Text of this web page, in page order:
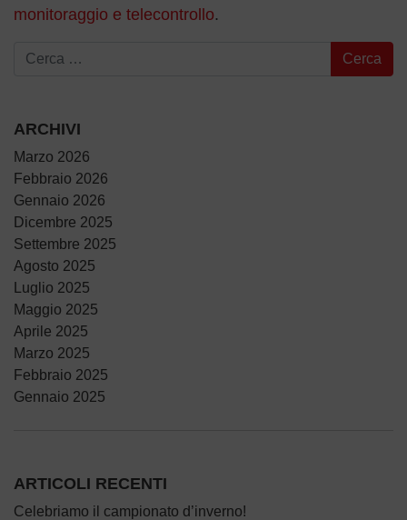
monitoraggio e telecontrollo.
Ricerca per:
ARCHIVI
Marzo 2026
Febbraio 2026
Gennaio 2026
Dicembre 2025
Settembre 2025
Agosto 2025
Luglio 2025
Maggio 2025
Aprile 2025
Marzo 2025
Febbraio 2025
Gennaio 2025
ARTICOLI RECENTI
Celebriamo il campionato d’inverno!